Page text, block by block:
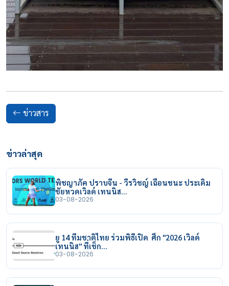
ข่าวสาร
ข่าวล่าสุด
พิชญาภัค ปราบจีน - วีรวิชญ์ เฉือนชนะ ประเดิม
ชัยหวดเวิลด์ เทนนิส…
03-08-2026
ยู 14 ทีมชาติไทย ร่วมพิธีเปิด ศึก "2026 เวิลด์
เทนนิส" ที่เช็ก…
03-08-2026